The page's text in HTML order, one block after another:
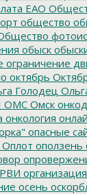
ЕАО
общество
обыск
ограничение
октябрь
Голодец
ОМС Омск
онкология
опасные
Оплот оползень
осень